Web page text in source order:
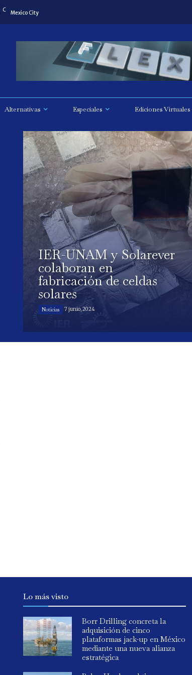
C Mexico City
Alternativas Especiales Ediciones Virtuales
IER-UNAM y Solarever
colaboran en
fabricación de celdas
solares
Noticias 7 junio, 2024
Lo más visto
Borr Drilling concreta la
adquisición de cinco
plataformas jack-up en México
mediante una nueva alianza
estratégica